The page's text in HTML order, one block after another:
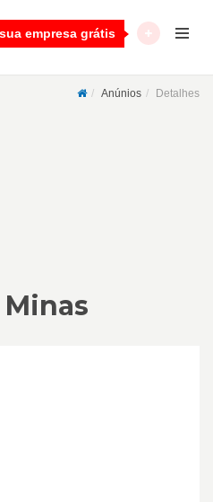
empresa grátis
Anúnios Detalhes